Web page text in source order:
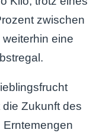
zwischen
eine
die Zukunft des
Erntemengen